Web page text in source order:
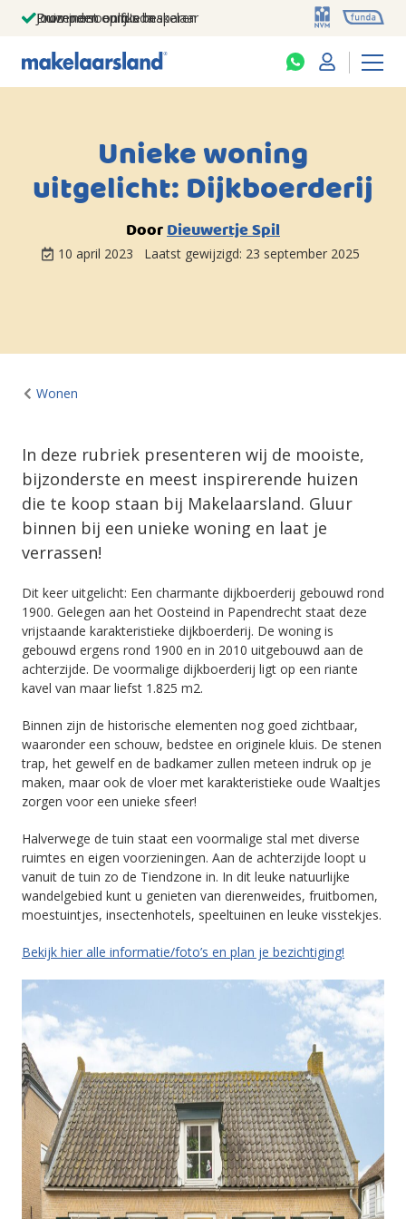
Jouw persoonlijke makelaar
Duizenden euro's besparen
Prominent op funda
Unieke woning
uitgelicht: Dijkboerderij
DoorDieuwertje Spil
10 april 2023 Laatst gewijzigd: 23 september 2025
Wonen
In deze rubriek presenteren wij de mooiste,
bijzonderste en meest inspirerende huizen
die te koop staan bij Makelaarsland. Gluur
binnen bij een unieke woning en laat je
verrassen!
Dit keer uitgelicht: Een charmante dijkboerderij gebouwd rond
1900. Gelegen aan het Oosteind in Papendrecht staat deze
vrijstaande karakteristieke dijkboerderij. De woning is
gebouwd ergens rond 1900 en in 2010 uitgebouwd aan de
achterzijde. De voormalige dijkboerderij ligt op een riante
kavel van maar liefst 1.825 m2.
Binnen zijn de historische elementen nog goed zichtbaar,
waaronder een schouw, bedstee en originele kluis. De stenen
trap, het gewelf en de badkamer zullen meteen indruk op je
maken, maar ook de vloer met karakteristieke oude Waaltjes
zorgen voor een unieke sfeer!
Halverwege de tuin staat een voormalige stal met diverse
ruimtes en eigen voorzieningen. Aan de achterzijde loopt u
vanuit de tuin zo de Tiendzone in. In dit leuke natuurlijke
wandelgebied kunt u genieten van dierenweides, fruitbomen,
moestuintjes, insectenhotels, speeltuinen en leuke visstekjes.
Bekijk hier alle informatie/foto’s en plan je bezichtiging!